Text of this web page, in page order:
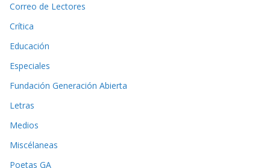
Correo de Lectores
Crítica
Educación
Especiales
Fundación Generación Abierta
Letras
Medios
Miscélaneas
Poetas GA